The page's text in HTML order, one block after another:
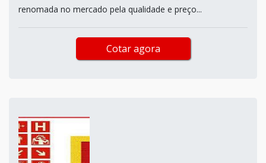
renomada no mercado pela qualidade e preço...
Cotar agora